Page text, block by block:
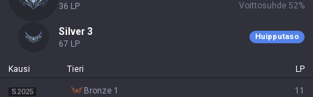
36 LP
Voittosuhde 52%
silver 3
67 LP
Huipputaso
Kausi Tieri LP
S2025 bronze 1 11